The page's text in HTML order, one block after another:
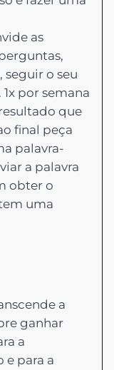
as
o seu
por semana
que
final peça
palavra-
a palavra
obter o
uma
a
ganhar
a
e para a